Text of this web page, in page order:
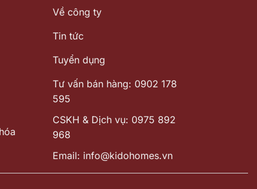
Về công ty
Tin tức
Tuyển dụng
Tư vấn bán hàng: 0902 178
595
CSKH & Dịch vụ: 0975 892
968
Email: info@kidohomes.vn